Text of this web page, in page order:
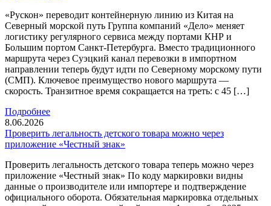
«Рускон» переводит контейнерную линию из Китая на
Северный морской путь Группа компаний «Дело» меняет
логистику регулярного сервиса между портами КНР и
Большим портом Санкт-Петербурга. Вместо традиционного
маршрута через Суэцкий канал перевозки в импортном
направлении теперь будут идти по Северному морскому пути
(СМП). Ключевое преимущество нового маршрута —
скорость. Транзитное время сокращается на треть: с 45 […]
Подробнее
8.06.2026
Проверить легальность детского товара можно через
приложение «Честный знак»
Проверить легальность детского товара теперь можно через
приложение «Честный знак» По коду маркировки видны
данные о производителе или импортере и подтверждение
официального оборота. Обязательная маркировка отдельных